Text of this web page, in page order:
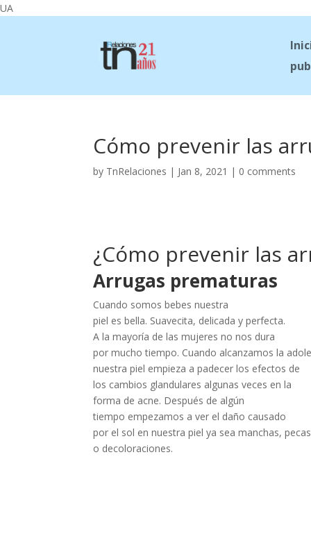
UA
Cómo prevenir las
by TnRelaciones | Jan 8, 2021 | 0 comments
¿Cómo prevenir las
Arrugas prematuras
Cuando somos bebes nuestra
piel es bella. Suavecita, delicada y perfecta.
A la mayoría de las mujeres no nos dura
por mucho tiempo. Cuando alcanzamos la
nuestra piel empieza a padecer los efectos de
los cambios glandulares algunas veces en la
forma de acne. Después de algún
tiempo empezamos a ver el daño causado
por el sol en nuestra piel ya sea manchas, pecas
o decoloraciones.